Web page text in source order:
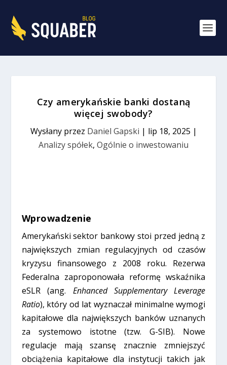
Czy amerykańskie banki dostaną
więcej swobody?
Wysłany przez Daniel Gapski | lip 18, 2025 |
Analizy spółek, Ogólnie o inwestowaniu
Wprowadzenie
Amerykański sektor bankowy stoi przed jedną z
największych zmian regulacyjnych od czasów
kryzysu finansowego z 2008 roku. Rezerwa
Federalna zaproponowała reformę wskaźnika
eSLR (ang. Enhanced Supplementary Leverage
Ratio), który od lat wyznaczał minimalne wymogi
kapitałowe dla największych banków uznanych
za systemowo istotne (tzw. G-SIB). Nowe
regulacje mają szansę znacznie zmniejszyć
obciążenia kapitałowe dla instytucji takich jak